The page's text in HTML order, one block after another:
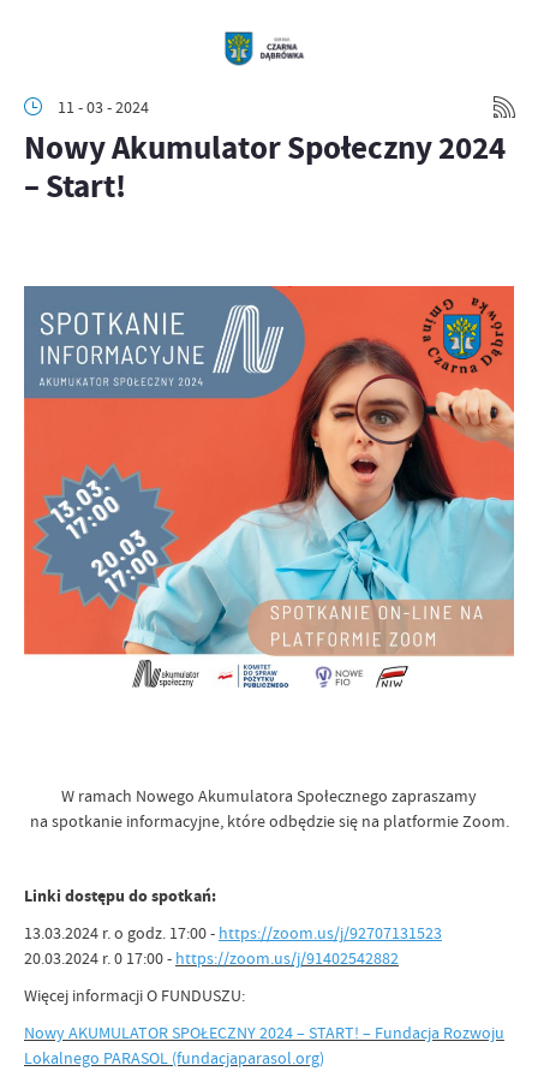
11 - 03 - 2024
Nowy Akumulator Społeczny 2024
– Start!
W ramach Nowego Akumulatora Społecznego zapraszamy
na spotkanie informacyjne, które odbędzie się na platformie Zoom.
Linki dostępu do spotkań:
13.03.2024 r. o godz. 17:00 - https://zoom.us/j/92707131523
20.03.2024 r. 0 17:00 - https://zoom.us/j/91402542882
Więcej informacji O FUNDUSZU:
Nowy AKUMULATOR SPOŁECZNY 2024 – START! – Fundacja Rozwoju
Lokalnego PARASOL (fundacjaparasol.org)